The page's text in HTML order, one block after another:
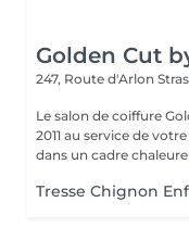
Golden Cut
247, Route d'Arlon
Le salon de coiffure
2011 au service de
dans un cadre
Tresse Chignon